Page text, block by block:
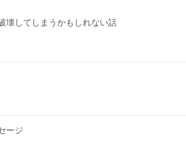
壊してしまうかもしれない話
ージ